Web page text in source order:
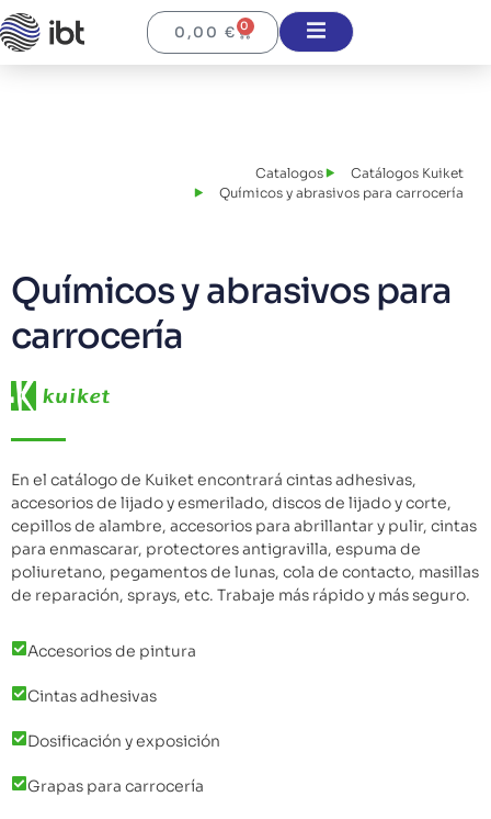
0,00€ 0
Catalogos
Catálogos Kuiket
Químicos y abrasivos para carrocería
Químicos y abrasivos para
carrocería
En el catálogo de Kuiket encontrará cintas adhesivas,
accesorios de lijado y esmerilado, discos de lijado y corte,
cepillos de alambre, accesorios para abrillantar y pulir, cintas
para enmascarar, protectores antigravilla, espuma de
poliuretano, pegamentos de lunas, cola de contacto, masillas
de reparación, sprays, etc. Trabaje más rápido y más seguro.
Accesorios de pintura
Cintas adhesivas
Dosificación y exposición
Grapas para carrocería